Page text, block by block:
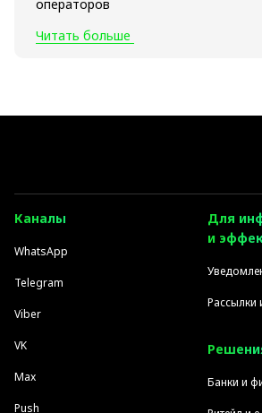
операторов
Читать больше
Каналы
WhatsApp
Telegram
Viber
VK
Max
Push
Для
и
Рассылки
Банки и